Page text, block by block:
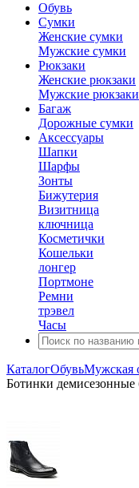
Обувь
Сумки
Женские сумки
Мужские сумки
Рюкзаки
Женские рюкзаки
Мужские рюкзаки
Багаж
Дорожные сумки
Аксессуары
Шапки
Шарфы
Зонты
Бижутерия
Визитница
ключница
Косметички
Кошельки
лонгер
Портмоне
Ремни
трэвел
Часы
КаталогОбувьМужская
Ботинки демисезонные